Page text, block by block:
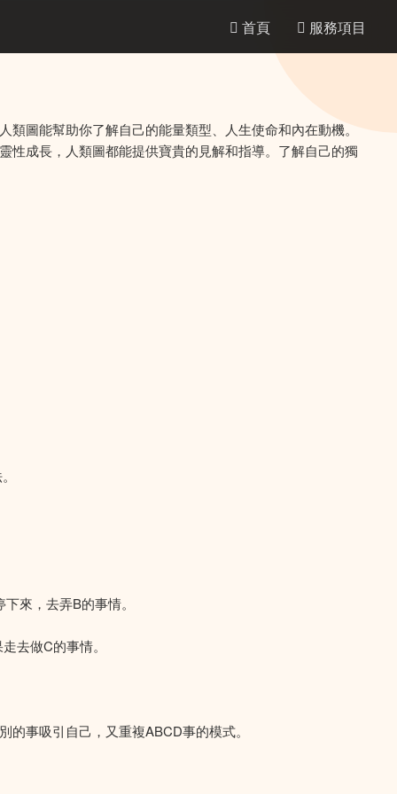
首頁 服務項目
圖能幫助你了解自己的能量類型、人生使命和內在動機。
性成長，人類圖都能提供寶貴的見解和指導。了解自己的獨
來，去弄B的事情。
去做C的事情。
事吸引自己，又重複ABCD事的模式。